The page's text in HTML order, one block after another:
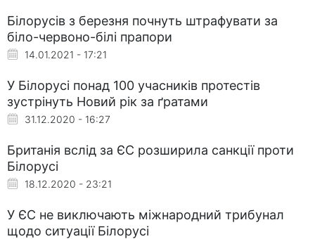
Білорусів з березня почнуть штрафувати за
біло-червоно-білі прапори
14.01.2021 - 17:21
У Білорусі понад 100 учасників протестів
зустрінуть Новий рік за ґратами
31.12.2020 - 16:27
Британія вслід за ЄС розширила санкції проти
Білорусі
18.12.2020 - 23:21
У ЄС не виключають міжнародний трибунал
щодо ситуації Білорусі